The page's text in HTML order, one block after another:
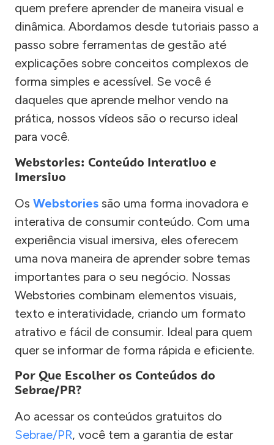
quem prefere aprender de maneira visual e
dinâmica. Abordamos desde tutoriais passo a
passo sobre ferramentas de gestão até
explicações sobre conceitos complexos de
forma simples e acessível. Se você é
daqueles que aprende melhor vendo na
prática, nossos vídeos são o recurso ideal
para você.
Webstories: Conteúdo Interativo e
Imersivo
Os Webstories são uma forma inovadora e
interativa de consumir conteúdo. Com uma
experiência visual imersiva, eles oferecem
uma nova maneira de aprender sobre temas
importantes para o seu negócio. Nossas
Webstories combinam elementos visuais,
texto e interatividade, criando um formato
atrativo e fácil de consumir. Ideal para quem
quer se informar de forma rápida e eficiente.
Por Que Escolher os Conteúdos do
Sebrae/PR?
Ao acessar os conteúdos gratuitos do
Sebrae/PR, você tem a garantia de estar